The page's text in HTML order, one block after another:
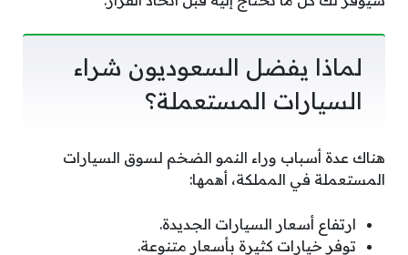
لماذا يفضل السعوديون شراء
السيارات المستعملة؟
هناك عدة أسباب وراء النمو الضخم لسوق السيارات
المستعملة في المملكة، أهمها:
ارتفاع أسعار السيارات الجديدة.
توفر خيارات كثيرة بأسعار متنوعة.